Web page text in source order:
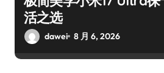
活之选
dawei 8 月 6, 2026